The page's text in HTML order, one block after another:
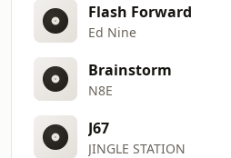
Flash Forward
Ed Nine
Brainstorm
N8E
J67
JINGLE STATION